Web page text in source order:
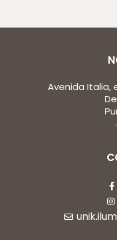
Avenida Italia,